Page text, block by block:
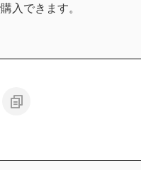
入できます。